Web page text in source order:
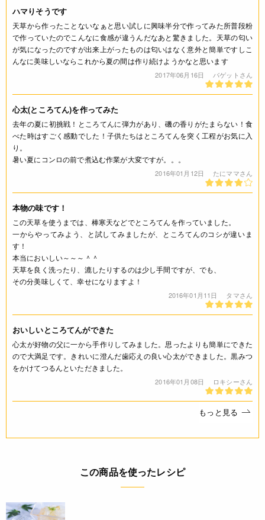
(100g当たり) エネルギー 144kcal たんぱく質 16.1g 脂質 1.0g
炭水化物 53.8g 食塩相当量 4.8g *この表示値は、目安です。
注意事項
* 天草に付着したごみが取りきれずに残っている場合がありま
す。ごみを取り除いてからお使い下さい。
◆商品の在庫・販売状況について◆
・諸事情により、予告なく販売終了になる場合がございます。
予めご了承ください。
・当サイトに掲載されている商品は、ご購入可能な状態にあっ
ても必ずしも在庫を保証するものではありません。予めご了承
ご利用方法
＜ところ天の作り方(5～6人分)＞
・材料 天草30g、水2L、塩 少々、酢 大さじ1
１．天草を水洗いします。 ２．鍋に分量の水と酢を入れ火に
かけます。 ３．全体がブツブツたぎる位の火加減にして、
30～40分程アクを取りながら煮出します。 ４．天草をつま
んでぬめりが出ていたら、塩を一つまみ入れてかき混ぜます。
布巾で漉してから、冷やし固めます。
JANコード
4932503505811
ハマりそうです
天草から作ったことないなぁと思い試しに興味半分で作ってみた所普段粉
で作っていたのでこんなに食感が違うんだなあと驚きました。天草の匂い
が気になったのですが出来上がったものは匂いはなく意外と簡単ですしこ
んなに美味しいならこれから夏の間は作り続けようかなと思います
2017年06月16日 バゲットさん
心太(ところてん)を作ってみた
去年の夏に初挑戦！ところてんに弾力があり、磯の香りがたまらない！食
べた時はすごく感動でした！子供たちはところてんを突く工程がお気に入
り。
暑い夏にコンロの前で煮込む作業が大変ですが。。。
2016年01月12日 たにママさん
本物の味です！
この天草を使うまでは、棒寒天などでところてんを作っていました。
一からやってみよう、と試してみましたが、ところてんのコシが違いま
す！
本当においしい～～～＾＾
天草を良く洗ったり、漉したりするのは少し手間ですが、でも、
その分美味しくて、幸せになりますよ！
2016年01月11日 タマさん
おいしいところてんができた
心太が好物の父に一から手作りしてみました。思ったよりも簡単にできた
ので大満足です。きれいに澄んだ歯応えの良い心太ができました。黒みつ
をかけてつるんといただきました。
2016年01月08日 ロキシーさん
もっと見る
この商品を使ったレシピ